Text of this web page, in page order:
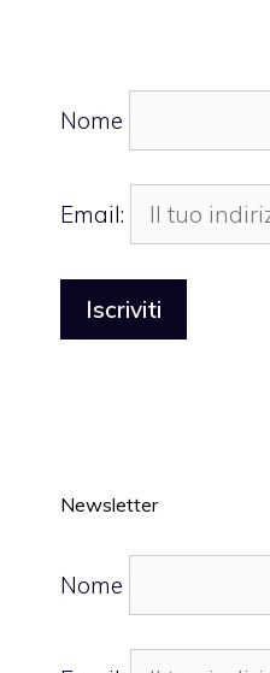
Nome
Email:
Newsletter
Nome